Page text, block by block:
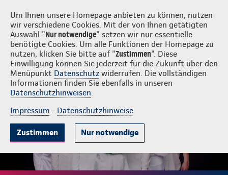
Um Ihnen unsere Homepage anbieten zu können, nutzen
wir verschiedene Cookies. Mit der von Ihnen getätigten
Auswahl "Nur notwendige" setzen wir nur essentielle
benötigte Cookies. Um alle Funktionen der Homepage zu
nutzen, klicken Sie bitte auf "Zustimmen". Diese
Einwilligung können Sie jederzeit für die Zukunft über den
Menüpunkt Datenschutz widerrufen. Die vollständigen
Informationen finden Sie ebenfalls in unseren
Datenschutzhinweisen.
Impressum - Datenschutzhinweise
Zustimmen Nur notwendige
Fath Versicherungskontor Login
Gute Gründe Tarife & Leistungen Beratung & Angebot